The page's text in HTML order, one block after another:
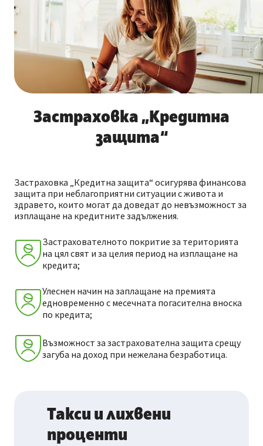
Застраховка „Кредитна
защита“
Застраховка „Кредитна защита“ осигурява финансова
защита при неблагоприятни ситуации с живота и
здравето, които могат да доведат до невъзможност за
изплащане на кредитните задължения.
Застрахователното покритие за територията
на цял свят и за целия период на изплащане на
кредита;
Улеснен начин на заплащане на премията
едновременно с месечната погасителна вноска
по кредита;
Възможност за застрахователна защита срещу
загуба на доход при нежелана безработица.
Такси и лихвени
проценти